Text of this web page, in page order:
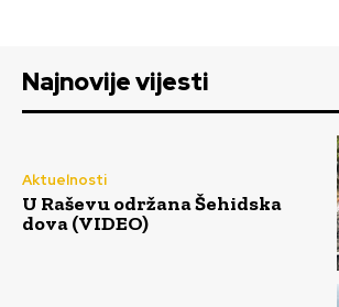
Najnovije vijesti
Aktuelnosti
U Raševu održana Šehidska
dova (VIDEO)